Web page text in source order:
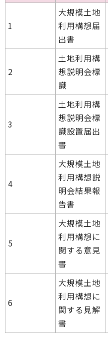
1
大規模土地
利用構想届
出書
2
土地利用構
想説明会標
識
3
土地利用構
想説明会標
識設置届出
書
4
大規模土地
利用構想説
明会結果報
告書
5
大規模土地
利用構想に
関する意見
書
6
大規模土地
利用構想に
関する見解
書